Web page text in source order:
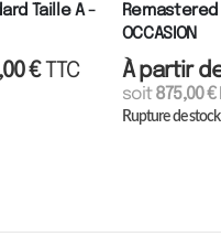
Taille A -
€TTC
Remastered
OCCASION
À partir
soit875,00€
Rupture de stock